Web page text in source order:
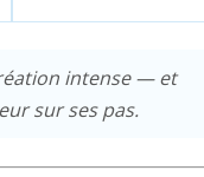
intense — et
sur ses pas.